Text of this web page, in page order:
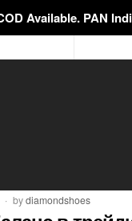
Available. PAN
bydiamondshoes